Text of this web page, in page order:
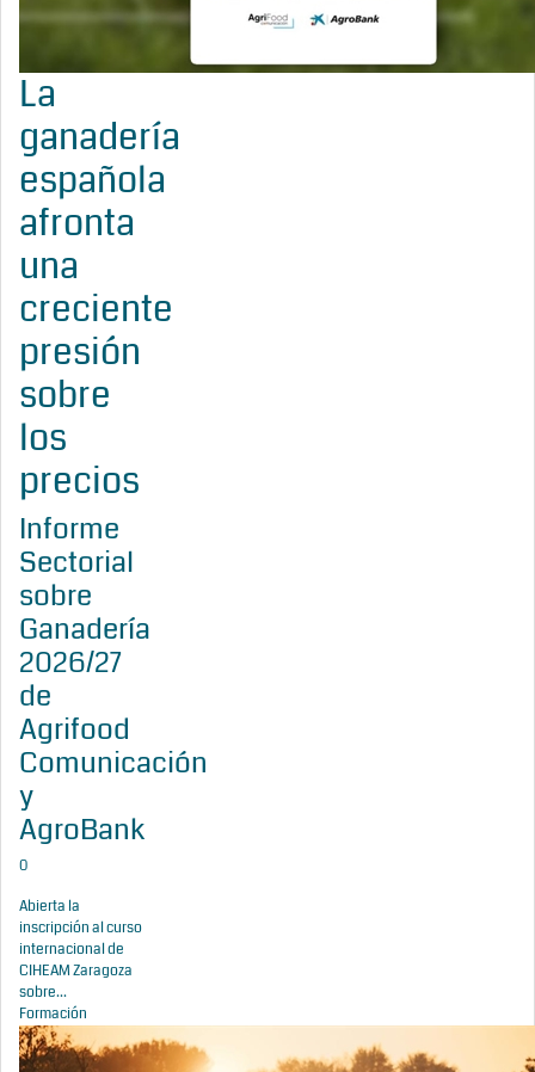
La
ganadería
española
afronta
una
creciente
presión
sobre
los
precios
Informe
Sectorial
sobre
Ganadería
2026/27
de
Agrifood
Comunicación
y
AgroBank
0
Abierta la
inscripción al curso
internacional de
CIHEAM Zaragoza
sobre...
Formación